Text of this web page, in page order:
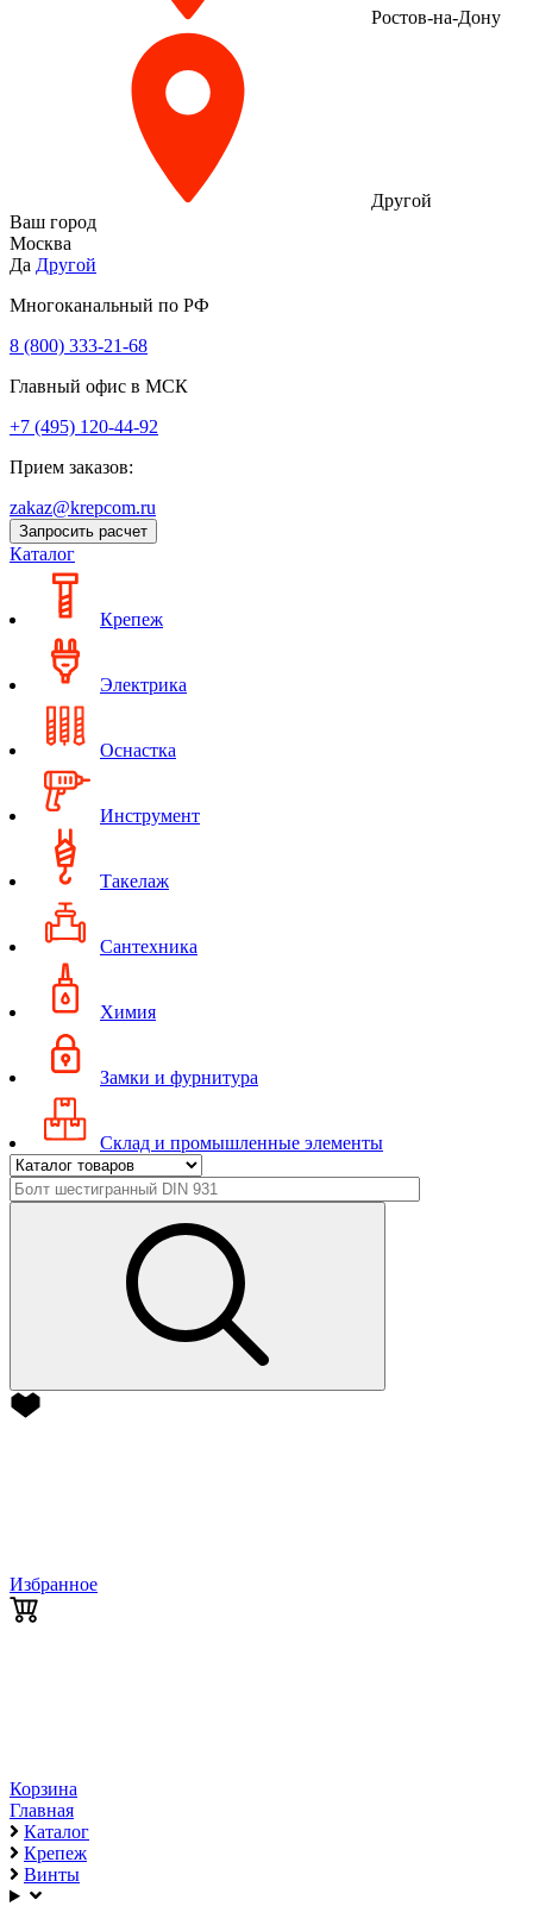
Ростов-на-Дону
Другой
Ваш город
Москва
Да Другой
Многоканальный по РФ
8 (800) 333‑21-68
Главный офис в МСК
+7 (495) 120-44-92
Прием заказов:
zakaz@krepcom.ru
Запросить расчет
Каталог
Крепеж
Электрика
Оснастка
Инструмент
Такелаж
Сантехника
Химия
Замки и фурнитура
Склад и промышленные элементы
Избранное
Корзина
Главная
Каталог
Крепеж
Винты